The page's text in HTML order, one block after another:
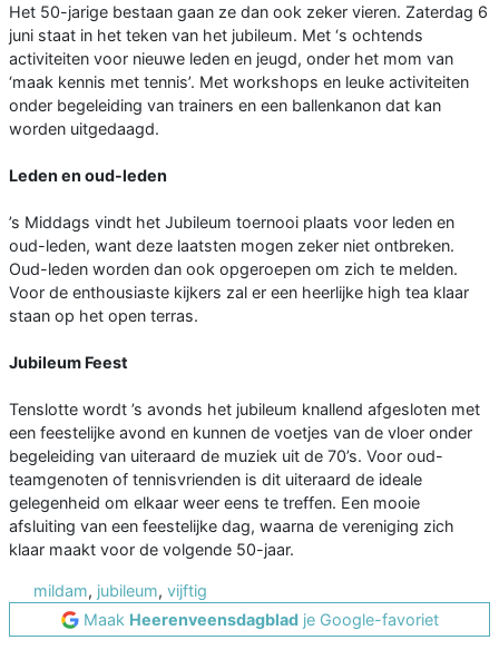
Het 50-jarige bestaan gaan ze dan ook zeker vieren. Zaterdag 6
juni staat in het teken van het jubileum. Met ‘s ochtends
activiteiten voor nieuwe leden en jeugd, onder het mom van
‘maak kennis met tennis’. Met workshops en leuke activiteiten
onder begeleiding van trainers en een ballenkanon dat kan
worden uitgedaagd.
Leden en oud-leden
’s Middags vindt het Jubileum toernooi plaats voor leden en
oud-leden, want deze laatsten mogen zeker niet ontbreken.
Oud-leden worden dan ook opgeroepen om zich te melden.
Voor de enthousiaste kijkers zal er een heerlijke high tea klaar
staan op het open terras.
Jubileum Feest
Tenslotte wordt ’s avonds het jubileum knallend afgesloten met
een feestelijke avond en kunnen de voetjes van de vloer onder
begeleiding van uiteraard de muziek uit de 70’s. Voor oud-
teamgenoten of tennisvrienden is dit uiteraard de ideale
gelegenheid om elkaar weer eens te treffen. Een mooie
afsluiting van een feestelijke dag, waarna de vereniging zich
klaar maakt voor de volgende 50-jaar.
mildam, jubileum, vijftig
Maak Heerenveensdagbladje Google-favoriet